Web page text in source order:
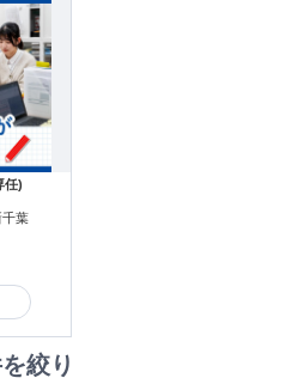
任)
千葉
絞り